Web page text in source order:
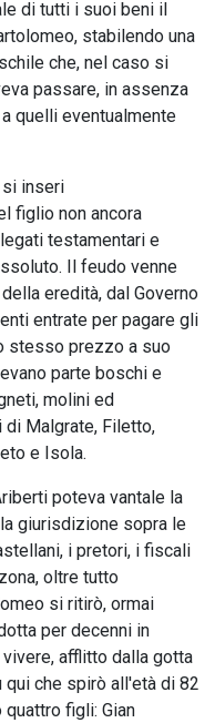
di tutti i suoi beni il
stabilendo una
che, nel caso si
passare, in assenza
quelli eventualmente
si inseri
figlio non ancora
testamentari e
Il feudo venne
eredità, dal Governo
entrate per pagare gli
stesso prezzo a suo
parte boschi e
molini ed
Malgrate, Filetto,
e Isola.
poteva vantale la
giurisdizione sopra le
i pretori, i fiscali
oltre tutto
si ritirò, ormai
per decenni in
afflitto dalla gotta
che spirò all'età di 82
figli: Gian